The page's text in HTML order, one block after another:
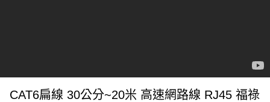
CAT6扁線 30公分~20米 高速網路線 RJ45 福祿